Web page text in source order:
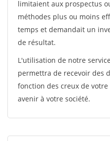
limitaient aux prospectus
méthodes plus ou moins
temps et demandait un
de résultat.
L'utilisation de notre
permettra de recevoir des
fonction des creux de
avenir à votre société.